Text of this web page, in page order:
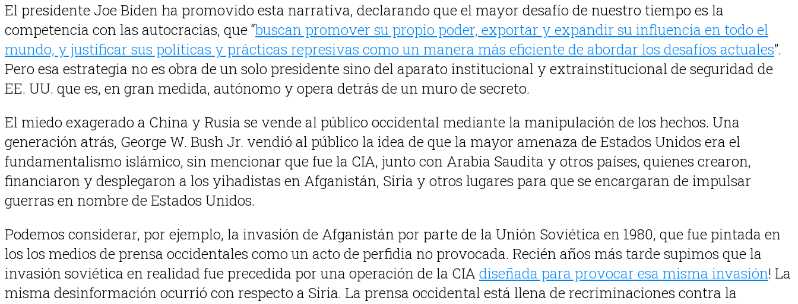
El presidente Joe Biden ha promovido esta narrativa, declarando que el mayor desafío de nuestro tiempo es la
competencia con las autocracias, que “buscan promover su propio poder, exportar y expandir su influencia en todo el
mundo, y justificar sus políticas y prácticas represivas como un manera más eficiente de abordar los desafíos actuales”.
Pero esa estrategia no es obra de un solo presidente sino del aparato institucional y extrainstitucional de seguridad de
EE. UU. que es, en gran medida, autónomo y opera detrás de un muro de secreto.
El miedo exagerado a China y Rusia se vende al público occidental mediante la manipulación de los hechos. Una
generación atrás, George W. Bush Jr. vendió al público la idea de que la mayor amenaza de Estados Unidos era el
fundamentalismo islámico, sin mencionar que fue la CIA, junto con Arabia Saudita y otros países, quienes crearon,
financiaron y desplegaron a los yihadistas en Afganistán, Siria y otros lugares para que se encargaran de impulsar
guerras en nombre de Estados Unidos.
Podemos considerar, por ejemplo, la invasión de Afganistán por parte de la Unión Soviética en 1980, que fue pintada en
los los medios de prensa occidentales como un acto de perfidia no provocada. Recién años más tarde supimos que la
invasión soviética en realidad fue precedida por una operación de la CIA diseñada para provocar esa misma invasión! La
misma desinformación ocurrió con respecto a Siria. La prensa occidental está llena de recriminaciones contra la